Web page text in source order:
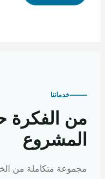
خدماتنا
من الفكرة
المشروع
مجموعة متكاملة من